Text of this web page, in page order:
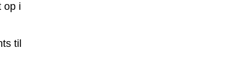
op i
til